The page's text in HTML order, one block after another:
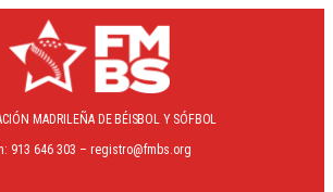
MADRILEÑA DE BÉISBOL Y SÓFBOL
913 646 303 – registro@fmbs.org